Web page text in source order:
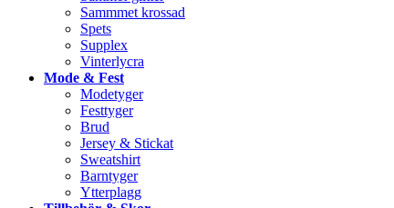
Sammmet krossad
Spets
Supplex
Vinterlycra
Mode & Fest
Modetyger
Festtyger
Brud
Jersey & Stickat
Sweatshirt
Barntyger
Ytterplagg